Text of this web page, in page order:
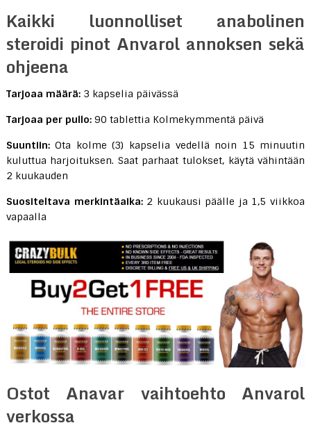
Kaikki luonnolliset anabolinen
steroidi pinot Anvarol annoksen sekä
ohjeena
Tarjoaa määrä:3 kapselia päivässä
Tarjoaa per pullo:90 tablettia Kolmekymmentä päivä
Suuntiin:Ota kolme (3) kapselia vedellä noin 15 minuutin
kuluttua harjoituksen. Saat parhaat tulokset, käytä vähintään
2 kuukauden
Suositeltava merkintäaika:2 kuukausi päälle ja 1,5 viikkoa
vapaalla
Ostot Anavar vaihtoehto Anvarol
verkossa